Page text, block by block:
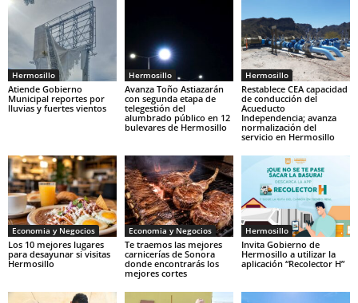
Hermosillo
Atiende Gobierno
Municipal reportes por
lluvias y fuertes vientos
Hermosillo
Avanza Toño Astiazarán
con segunda etapa de
telegestión del
alumbrado público en 12
bulevares de Hermosillo
Hermosillo
Restablece CEA capacidad
de conducción del
Acueducto
Independencia; avanza
normalización del
servicio en Hermosillo
Economia y Negocios
Los 10 mejores lugares
para desayunar si visitas
Hermosillo
Economia y Negocios
Te traemos las mejores
carnicerías de Sonora
donde encontrarás los
mejores cortes
Hermosillo
Invita Gobierno de
Hermosillo a utilizar la
aplicación “Recolector H”